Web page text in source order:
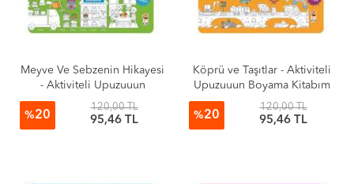
Meyve Ve Sebzenin Hikayesi
- Aktiviteli Upuzuuun
Boyama Kitabım
%20
120,00 TL
95,46 TL
Köprü ve Taşıtlar - Aktiviteli
Upuzuuun Boyama Kitabım
%20
120,00 TL
95,46 TL